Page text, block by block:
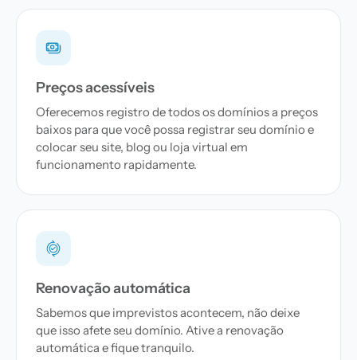
Preços acessíveis
Oferecemos registro de todos os domínios a preços
baixos para que você possa registrar seu domínio e
colocar seu site, blog ou loja virtual em
funcionamento rapidamente.
Renovação automática
Sabemos que imprevistos acontecem, não deixe
que isso afete seu domínio. Ative a renovação
automática e fique tranquilo.